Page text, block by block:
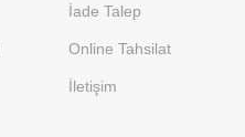
İade Talep
Online Tahsilat
İletişim